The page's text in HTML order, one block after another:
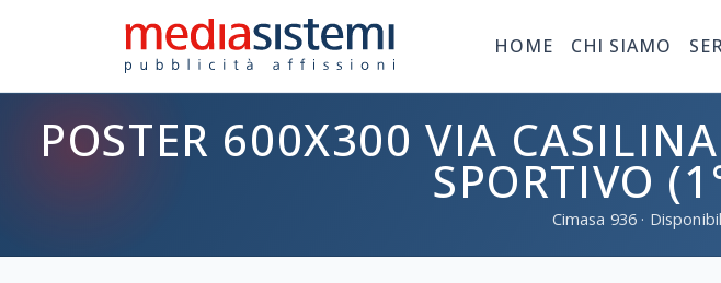
HOME CHI SIAMO
POSTER 600X300 VIA
SPORTIVO
Cimasa 936 ·